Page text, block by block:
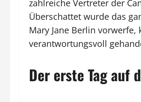
zahlreiche Vertreter der
Überschattet wurde das
Mary Jane Berlin
verantwortungsvoll
Der erste Tag auf